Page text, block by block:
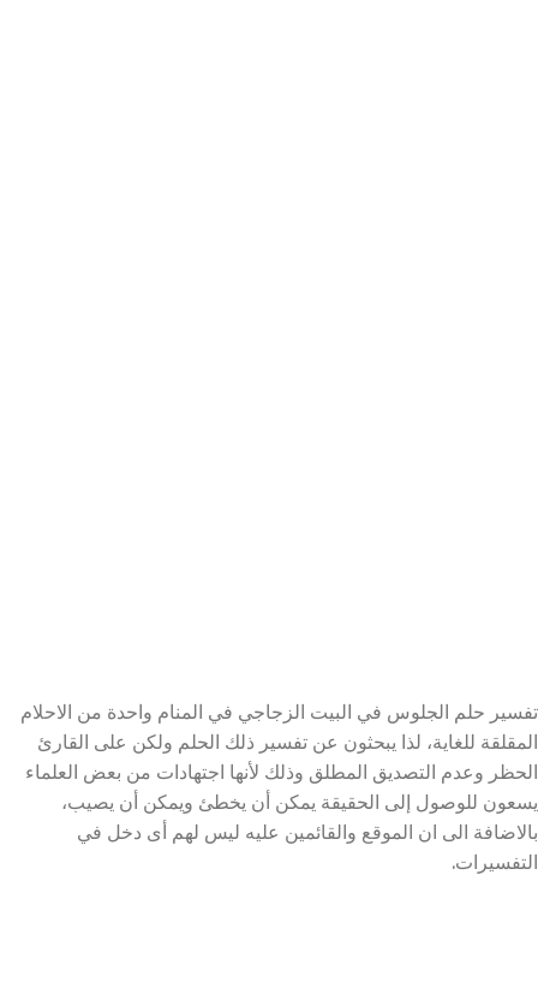
تفسير حلم الجلوس في البيت الزجاجي في المنام واحدة من الاحلام
المقلقة للغاية، لذا يبحثون عن تفسير ذلك الحلم ولكن على القارئ
الحظر وعدم التصديق المطلق وذلك لأنها اجتهادات من بعض العلماء
يسعون للوصول إلى الحقيقة يمكن أن يخطئ ويمكن أن يصيب،
بالاضافة الى ان الموقع والقائمين عليه ليس لهم أى دخل في
التفسيرات.